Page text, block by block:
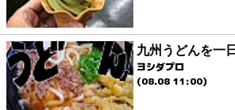
九州うどんを一
ヨシダプロ
(08.08 11:00)